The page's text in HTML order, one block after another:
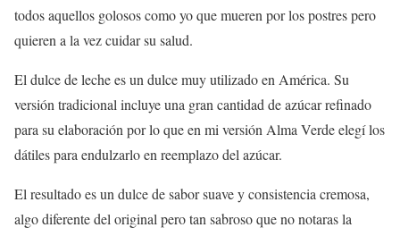
todos aquellos golosos como yo que mueren por los postres pero
quieren a la vez cuidar su salud.
El dulce de leche es un dulce muy utilizado en América. Su
versión tradicional incluye una gran cantidad de azúcar refinado
para su elaboración por lo que en mi versión Alma Verde elegí los
dátiles para endulzarlo en reemplazo del azúcar.
El resultado es un dulce de sabor suave y consistencia cremosa,
algo diferente del original pero tan sabroso que no notaras la